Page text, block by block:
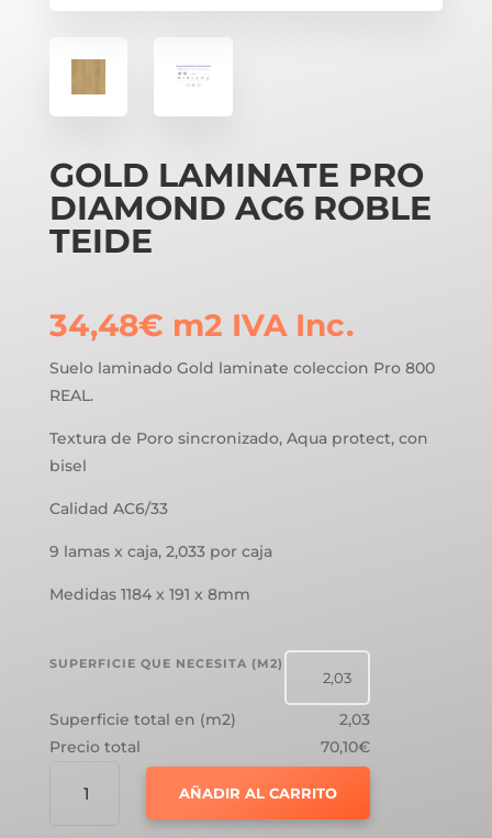
GOLD LAMINATE PRO
DIAMOND AC6 ROBLE
TEIDE
34,48€ m2 IVA Inc.
Suelo laminado Gold laminate coleccion Pro 800
REAL.
Textura de Poro sincronizado, Aqua protect, con
bisel
Calidad AC6/33
9 lamas x caja, 2,033 por caja
Medidas 1184 x 191 x 8mm
SUPERFICIE QUE NECESITA (M2)
Superficie total en (m2)
2,03
Precio total
70,10€
LAMINATE
AÑADIR AL CARRITO